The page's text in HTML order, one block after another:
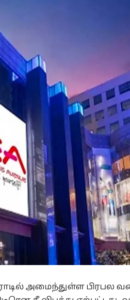
அமைந்துள்ள பிரபல